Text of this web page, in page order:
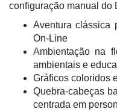
configuração manual do
Aventura clássica
On-Line
Ambientação na
ambientais e
Gráficos coloridos
Quebra-cabeças
centrada em